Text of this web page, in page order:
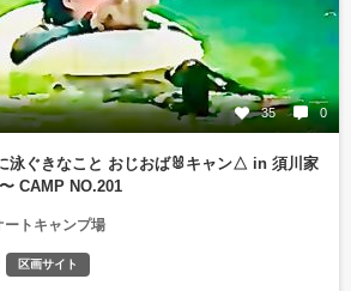
35 0
泳ぐきなこと おじおば🐰キャン△ in 須川家
CAMP NO.201
ートキャンプ場
区画サイト